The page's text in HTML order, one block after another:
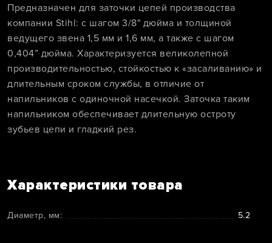
Предназначен для заточки цепей производства
компании Stihl: с шагом 3/8" дюйма и толщиной
ведущего звена 1,5 мм и 1,6 мм, а также с шагом
0,404” дюйма. Характеризуется великолепной
производительностью, стойкостью к «засаливанию» и
длительным сроком службы, в отличие от
напильников с одиночной насечкой. Заточка таким
напильником обеспечивает длительную остроту
зубьев цепи и гладкий рез.
Характеристики товара
Диаметр, мм: 5.2